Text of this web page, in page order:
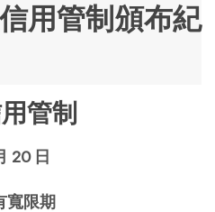
用管制頒布紀
管制
20 日
寬限期